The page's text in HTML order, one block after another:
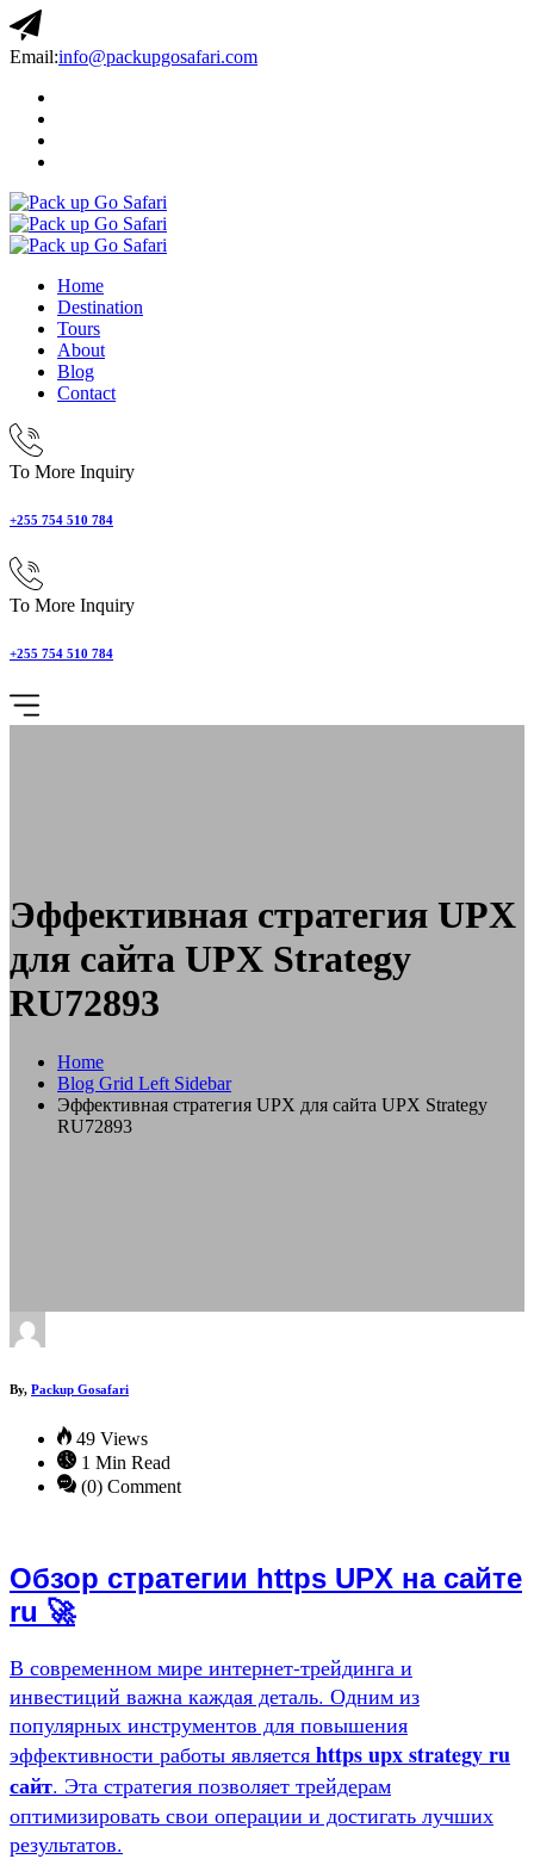
Email:info@packupgosafari.com
Home
Destination
Tours
About
Blog
Contact
To More Inquiry
+255 754 510 784
To More Inquiry
+255 754 510 784
Эффективная стратегия UPX
для сайта UPX Strategy
RU72893
Home
Blog Grid Left Sidebar
Эффективная стратегия UPX для сайта UPX Strategy
RU72893
By, Packup Gosafari
49 Views
1 Min Read
(0) Comment
Обзор стратегии https UPX на сайте
ru 🚀
В современном мире интернет-трейдинга и
инвестиций важна каждая деталь. Одним из
популярных инструментов для повышения
эффективности работы является https upx strategy ru
сайт. Эта стратегия позволяет трейдерам
оптимизировать свои операции и достигать лучших
результатов.